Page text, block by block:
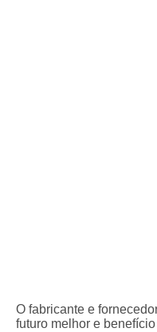
O fabricante e
futuro melhor e